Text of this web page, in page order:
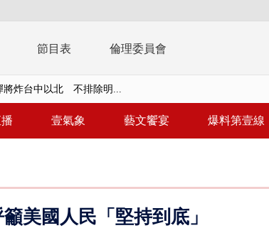
節目表 倫理委員會
滯留旅客「拚手速」搶...
！ 14歲槍手開火釀多師...
壹氣象 藝文饗宴 爆料第壹線
美國人民「堅持到底」